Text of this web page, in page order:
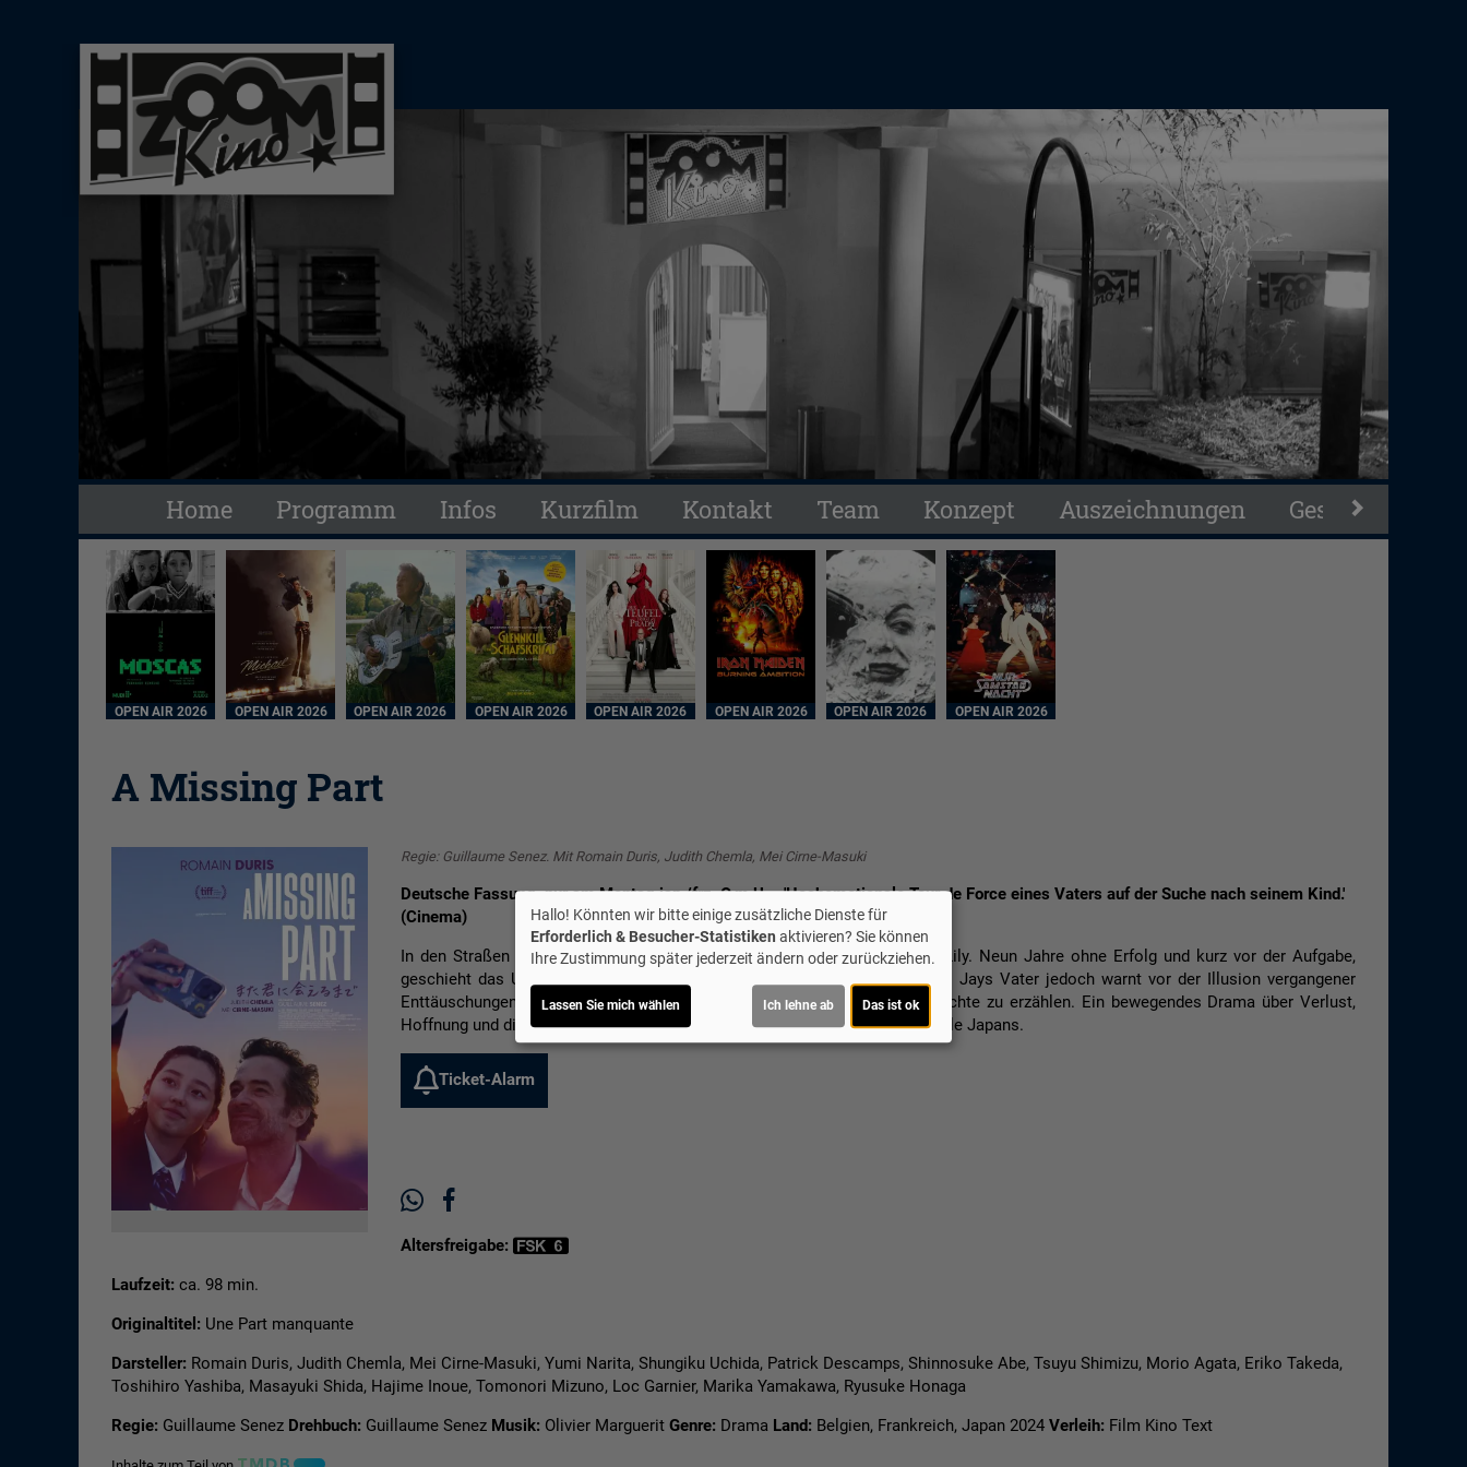
Home Programm Infos Kurzfilm Kontakt Team Konzept Auszeichnungen Geschichte
OPEN AIR 2026 OPEN AIR 2026 OPEN AIR 2026 OPEN AIR 2026 OPEN AIR 2026 OPEN AIR 2026 OPEN AIR 2026 OPEN AIR 2026
A Missing Part
Regie: Guillaume Senez. Mit Romain Duris, Judith Chemla, Mei Cirne-Masuki
Deutsche Fassung, nur am Montag jap./frz. O.m.U. - 'Hochemotionale Tour de Force eines Vaters auf der Suche nach seinem Kind.'
(Cinema)
In den Straßen Tokios sucht Jay täglich nach seiner verlorenen Tochter Lily. Neun Jahre ohne Erfolg und kurz vor der Aufgabe,
geschieht das Unfassbare: Eine Begegnung im Taxi weckt neue Hoffnung. Jays Vater jedoch warnt vor der Illusion vergangener
Enttäuschungen. Doch diesmal scheint das Schicksal eine andere Geschichte zu erzählen. Ein bewegendes Drama über Verlust,
Hoffnung und die unendliche Suche nach Familie in der fesselnden Metropole Japans.
Ticket-Alarm
Altersfreigabe:
Laufzeit: ca. 98 min.
Originaltitel: Une Part manquante
Darsteller: Romain Duris, Judith Chemla, Mei Cirne-Masuki, Yumi Narita, Shungiku Uchida, Patrick Descamps, Shinnosuke Abe, Tsuyu Shimizu, Morio Agata, Eriko Takeda,
Toshihiro Yashiba, Masayuki Shida, Hajime Inoue, Tomonori Mizuno, Loc Garnier, Marika Yamakawa, Ryusuke Honaga
Regie: Guillaume Senez Drehbuch: Guillaume Senez Musik: Olivier Marguerit Genre: Drama Land: Belgien, Frankreich, Japan 2024 Verleih: Film Kino Text
Hallo! Könnten wir bitte einige zusätzliche Dienste für
Erforderlich & Besucher-Statistiken aktivieren? Sie können
Ihre Zustimmung später jederzeit ändern oder zurückziehen.
Lassen Sie mich wählen Ich lehne ab Das ist ok